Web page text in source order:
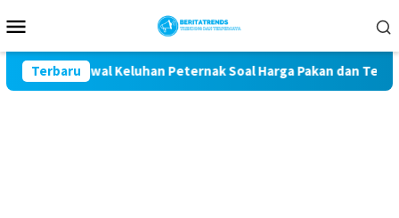
ke
Mobile
Terbaru
Komit Kawal Keluhan Peternak Soal Harga Pakan dan Telur